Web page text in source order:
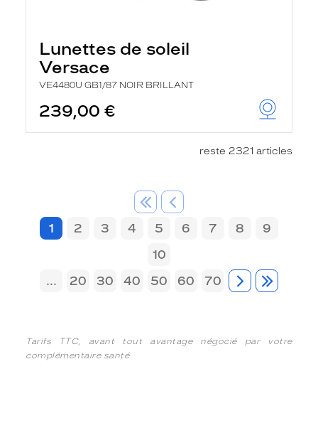
Lunettes de soleil
Versace
VE4480U GB1/87 NOIR BRILLANT
239,00 €
reste 2321 articles
1 2 3 4 5 6 7 8
9
10
...
20 30 40 50 60 70
Tarifs TTC, avant tout avantage négocié par votre
complémentaire santé